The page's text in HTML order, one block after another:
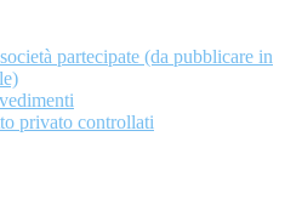
partecipate (da pubblicare in
privato controllati